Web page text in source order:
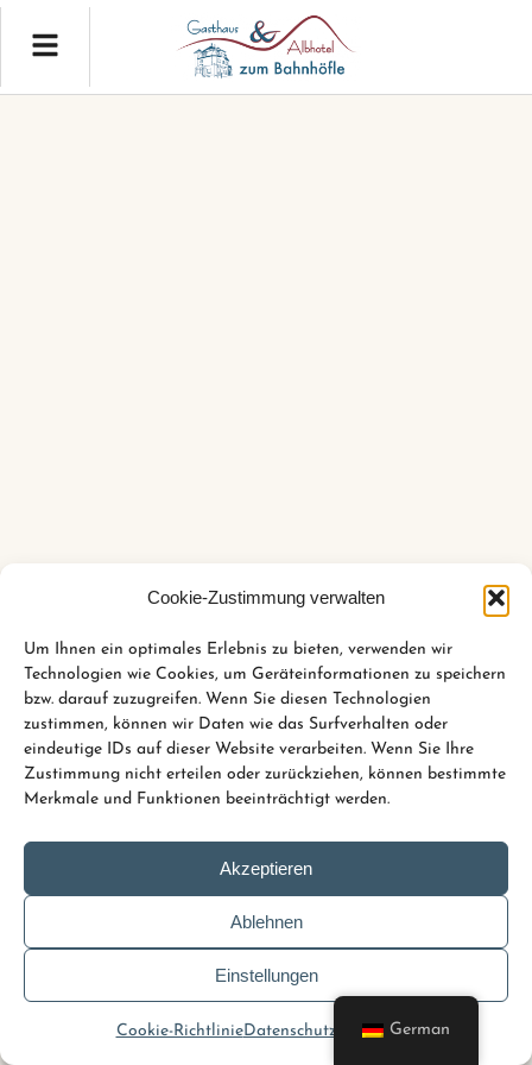
Cookie-Zustimmung verwalten
Um Ihnen ein optimales Erlebnis zu bieten, verwenden wir
Technologien wie Cookies, um Geräteinformationen zu speichern
bzw. darauf zuzugreifen. Wenn Sie diesen Technologien
zustimmen, können wir Daten wie das Surfverhalten oder
eindeutige IDs auf dieser Website verarbeiten. Wenn Sie Ihre
Zustimmung nicht erteilen oder zurückziehen, können bestimmte
Merkmale und Funktionen beeinträchtigt werden.
Akzeptieren
Ablehnen
Einstellungen
Cookie-RichtlinieDatenschutz ImpressumGerman